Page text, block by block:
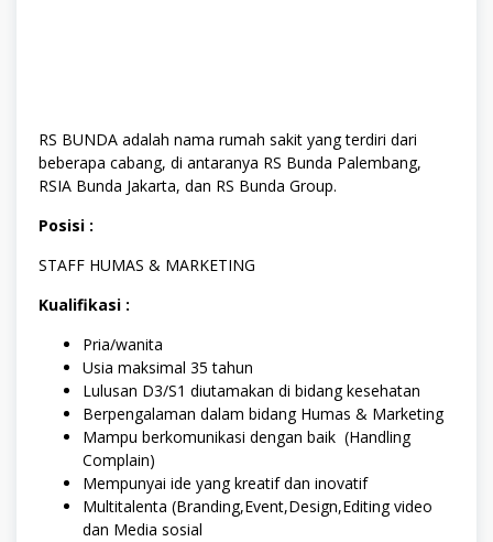
RS BUNDA adalah nama rumah sakit yang terdiri dari
beberapa cabang, di antaranya RS Bunda Palembang,
RSIA Bunda Jakarta, dan RS Bunda Group.
Posisi :
STAFF HUMAS & MARKETING
Kualifikasi :
Pria/wanita
Usia maksimal 35 tahun
Lulusan D3/S1 diutamakan di bidang kesehatan
Berpengalaman dalam bidang Humas & Marketing
Mampu berkomunikasi dengan baik (Handling
Complain)
Mempunyai ide yang kreatif dan inovatif
Multitalenta (Branding,Event,Design,Editing video
dan Media sosial